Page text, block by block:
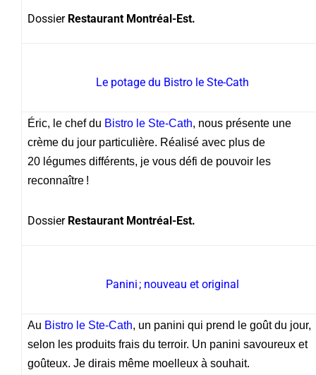
Dossier Restaurant Montréal-Est.
Le potage du Bistro le Ste-Cath
Éric, le chef du Bistro le Ste-Cath, nous présente une
crème du jour particulière. Réalisé avec plus de
20 légumes différents, je vous défi de pouvoir les
reconnaître !
Dossier Restaurant Montréal-Est.
Panini ; nouveau et original
Au Bistro le Ste-Cath, un panini qui prend le goût du jour,
selon les produits frais du terroir. Un panini savoureux et
goûteux. Je dirais même moelleux à souhait.